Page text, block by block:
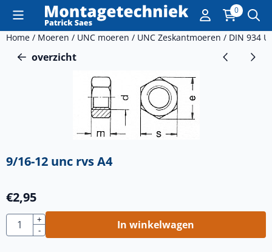
Cookievoorkeuren zijn momenteel gesloten. 0
Home / Moeren / UNC moeren / UNC Zeskantmoeren / DIN 934
overzicht
9/16-12 unc rvs A4
€2,95
Aantal
+
-
In winkelwagen